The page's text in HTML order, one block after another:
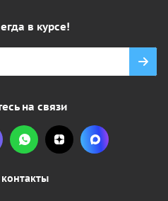
в курсе!
на связи